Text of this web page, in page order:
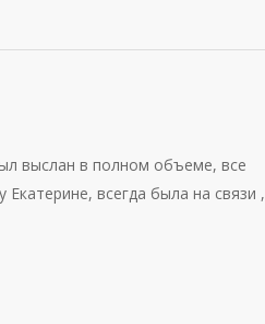
выслан в полном объеме, все
всегда была на связи ,